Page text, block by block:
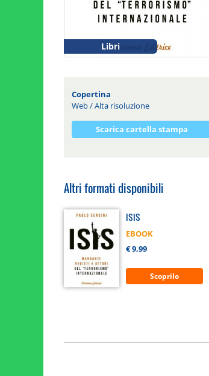
Libri
Copertina
Web/Alta risoluzione
Scarica cartella stampa
Altri formati disponibili
ISIS
EBOOK
€ 9,99
Scoprilo